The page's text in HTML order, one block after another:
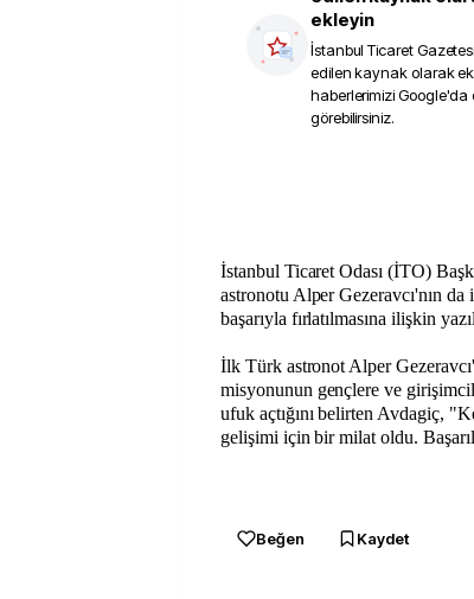
ekleyin
İstanbul Ticaret
edilen kaynak olarak
haberlerimizi Google'da
görebilirsiniz.
İstanbul Ticaret Odası (İTO)
astronotu Alper Gezeravcı'nın da
başarıyla fırlatılmasına ilişkin
İlk Türk astronot Alper
misyonunun gençlere ve
ufuk açtığını belirten Avdagiç,
gelişimi için bir milat oldu.
Beğen Kaydet